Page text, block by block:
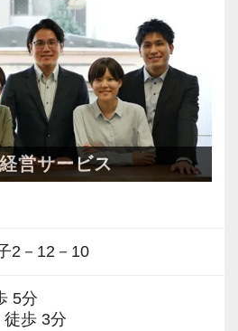
相談・融資相談・新規顧
ジメント・事業承継対
応・相続税申告書作成・
DX支援・事業計画策定支
・民事信託・身元保証事
不動産仲介、売買・
ルティング・医業経営コン
商品仲介・資産運用等々。
分野」で活躍している職員
ます。
営サービス
2－12－10
5分
歩 3分